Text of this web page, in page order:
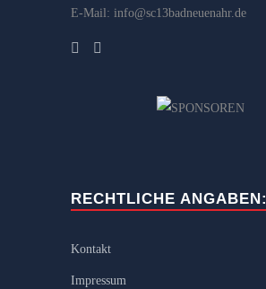
E-Mail: info@sc13badneuenahr.de
RECHTLICHE ANGABEN:
Kontakt
Impressum